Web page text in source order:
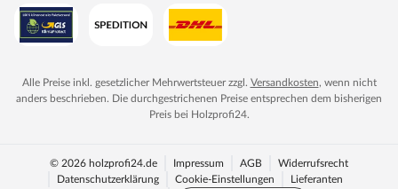
Alle Preise inkl. gesetzlicher Mehrwertsteuer zzgl. Versandkosten, wenn nicht
anders beschrieben. Die durchgestrichenen Preise entsprechen dem bisherigen
Preis bei Holzprofi24.
© 2026 holzprofi24.de Impressum AGB
Widerrufsrecht
Datenschutzerklärung
Cookie-Einstellungen Lieferanten